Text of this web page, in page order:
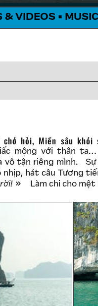
& VIDEOS • MUSIC
mộng với thân
tận riêng mình.
nhịp, hát câu Tương
Làm chi cho mệt